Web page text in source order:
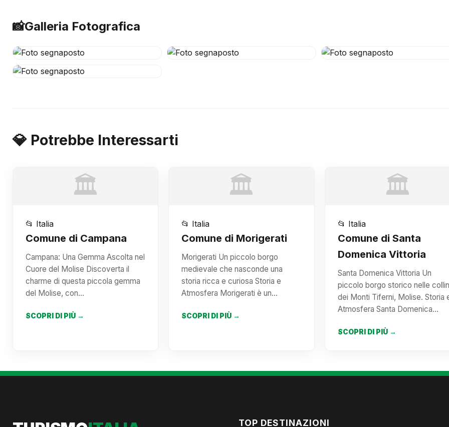
📸Galleria Fotografica
💎 Potrebbe Interessarti
🏛️
📂 Italia
Comune di Campana
Campana: Una Gemma Ascolta nel
Cuore del Molise Discoverta il
charme di questa piccola gemma
del Molise, con…
SCOPRI DI PIÙ →
🏛️
📂 Italia
Comune di Morigerati
Morigerati Un piccolo borgo
medievale che nasconde una
storia ricca e curiosa Storia e
Atmosfera Morigerati è un…
SCOPRI DI PIÙ →
🏛️
📂 Italia
Comune di Santa
Domenica Vittoria
Santa Domenica Vittoria Un
piccolo borgo storico nelle
dei Monti Tiferni, Molise. Storia
Atmosfera Santa Domenica…
SCOPRI DI PIÙ →
TOP DESTINAZIONI